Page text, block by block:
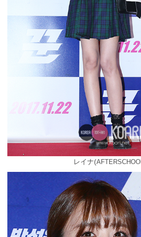
レイナ(AFTERSCHOOL